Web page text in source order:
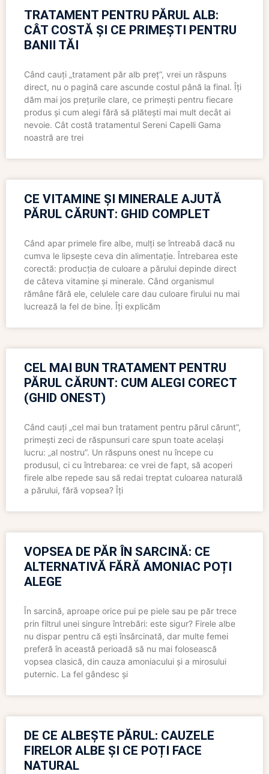
TRATAMENT PENTRU PĂRUL ALB:
CÂT COSTĂ ȘI CE PRIMEȘTI PENTRU
BANII TĂI
Când cauți „tratament păr alb preț”, vrei un răspuns
direct, nu o pagină care ascunde costul până la final. Îți
dăm mai jos prețurile clare, ce primești pentru fiecare
produs și cum alegi fără să plătești mai mult decât ai
nevoie. Cât costă tratamentul Sereni Capelli Gama
noastră are trei
CE VITAMINE ȘI MINERALE AJUTĂ
PĂRUL CĂRUNT: GHID COMPLET
Când apar primele fire albe, mulți se întreabă dacă nu
cumva le lipsește ceva din alimentație. Întrebarea este
corectă: producția de culoare a părului depinde direct
de câteva vitamine și minerale. Când organismul
rămâne fără ele, celulele care dau culoare firului nu mai
lucrează la fel de bine. Îți explicăm
CEL MAI BUN TRATAMENT PENTRU
PĂRUL CĂRUNT: CUM ALEGI CORECT
(GHID ONEST)
Când cauți „cel mai bun tratament pentru părul cărunt”,
primești zeci de răspunsuri care spun toate același
lucru: „al nostru”. Un răspuns onest nu începe cu
produsul, ci cu întrebarea: ce vrei de fapt, să acoperi
firele albe repede sau să redai treptat culoarea naturală
a părului, fără vopsea? Îți
VOPSEA DE PĂR ÎN SARCINĂ: CE
ALTERNATIVĂ FĂRĂ AMONIAC POȚI
ALEGE
În sarcină, aproape orice pui pe piele sau pe păr trece
prin filtrul unei singure întrebări: este sigur? Firele albe
nu dispar pentru că ești însărcinată, dar multe femei
preferă în această perioadă să nu mai folosească
vopsea clasică, din cauza amoniacului și a mirosului
puternic. La fel gândesc și
DE CE ALBEȘTE PĂRUL: CAUZELE
FIRELOR ALBE ȘI CE POȚI FACE
NATURAL